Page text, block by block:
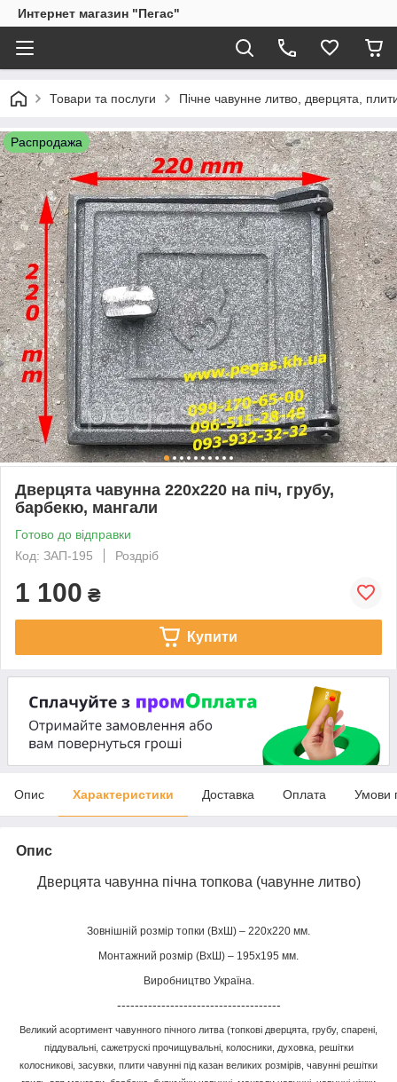
Интернет магазин "Пегас"
Товари та послуги Пічне чавунне литво, дверцята,
Распродажа
Дверцята чавунна 220х220 на піч, грубу,
барбекю, мангали
Готово до відправки
Код: ЗАП-195
Роздріб
1 100 ₴
Купити
Опис Характеристики Доставка Оплата Умови
Опис
Дверцята чавунна пічна топкова (чавунне литво)
Зовнішній розмір топки (ВхШ) – 220х220 мм.
Монтажний розмір (ВхШ) – 195х195 мм.
Виробництво Україна.
-------------------------------------
Великий асортимент чавунного пічного литва (топкові дверцята, грубу, спарені,
піддувальні, сажетрускі прочищувальні, колосники, духовка, решітки
колосникові, засувки, плити чавунні під казан великих розмірів, чавунні решітки